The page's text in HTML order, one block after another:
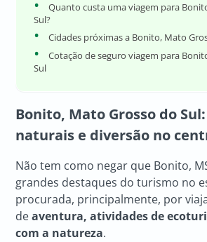
Quanto custa uma viagem para
Sul?
Cidades próximas a Bonito, Mato
Cotação de seguro viagem para
Sul
Bonito, Mato Grosso do
naturais e diversão no
Não tem como negar que Bonito,
grandes destaques do turismo no
procurada, principalmente, por
deaventura, atividades de
com a natureza.